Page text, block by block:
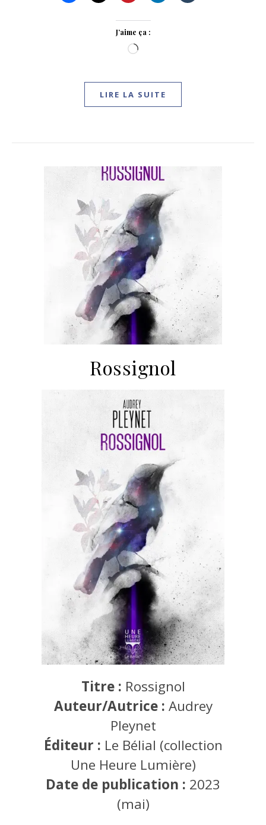
J’aime ça :
Chargement…
LIRE LA SUITE
Rossignol
Titre : Rossignol
Auteur/Autrice : Audrey
Pleynet
Éditeur : Le Bélial (collection
Une Heure Lumière)
Date de publication : 2023
(mai)